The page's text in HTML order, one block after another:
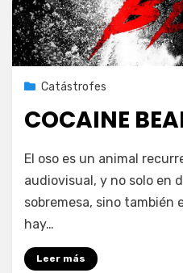
Publicada
31 de marzo de 2023
Catástrofes
COCAINE
PeliDeTarde
Deja un comentario
BEAR
El oso es un animal
audiovisual, y no solo en
sobremesa, sino también
hay…
Leer más